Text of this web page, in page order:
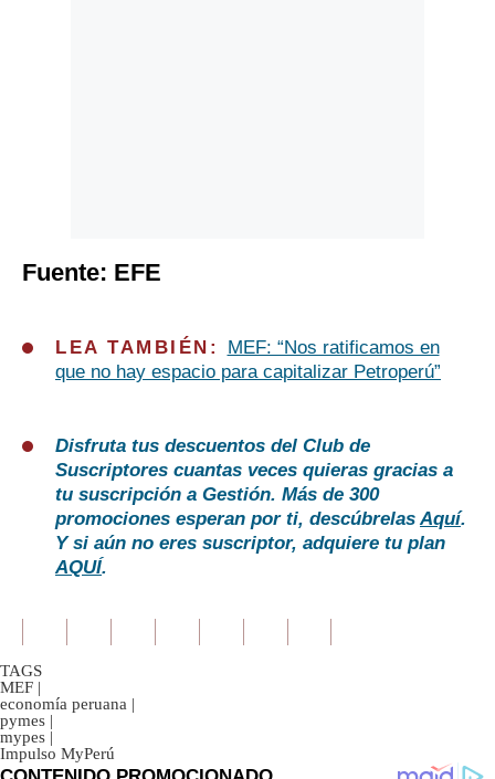
Fuente: EFE
LEA TAMBIÉN:
MEF: “Nos ratificamos en
que no hay espacio para capitalizar Petroperú”
Disfruta tus descuentos del Club de
Suscriptores cuantas veces quieras gracias a
tu suscripción a Gestión. Más de 300
promociones esperan por ti, descúbrelasAquí.
Y si aún no eres suscriptor, adquiere tu plan
AQUÍ.
TAGS
MEF |
economía peruana |
pymes |
mypes |
Impulso MyPerú